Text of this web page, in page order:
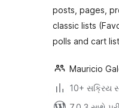
posts, pages,
classic lists
polls and cart
Mauricio
10+ સક્રિય